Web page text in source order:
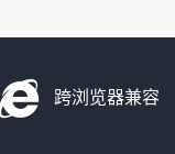
跨浏览器兼容